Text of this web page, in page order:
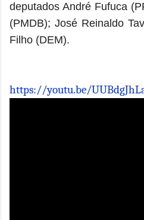
deputados André Fufuca
(PMDB); José Reinaldo
Filho (DEM).
https://youtu.be/